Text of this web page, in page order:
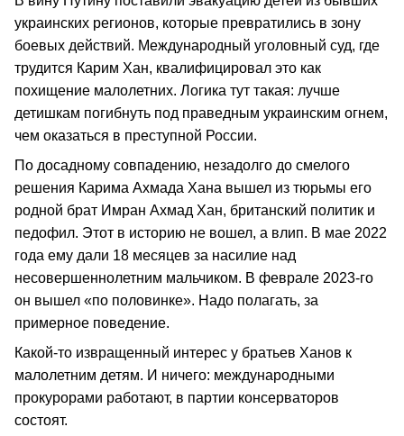
украинских регионов, которые превратились в зону
боевых действий. Международный уголовный суд, где
трудится Карим Хан, квалифицировал это как
похищение малолетних. Логика тут такая: лучше
детишкам погибнуть под праведным украинским огнем,
чем оказаться в преступной России.
По досадному совпадению, незадолго до смелого
решения Карима Ахмада Хана вышел из тюрьмы его
родной брат Имран Ахмад Хан, британский политик и
педофил. Этот в историю не вошел, а влип. В мае 2022
года ему дали 18 месяцев за насилие над
несовершеннолетним мальчиком. В феврале 2023-го
он вышел «по половинке». Надо полагать, за
примерное поведение.
Какой-то извращенный интерес у братьев Ханов к
малолетним детям. И ничего: международными
прокурорами работают, в партии консерваторов
состоят.